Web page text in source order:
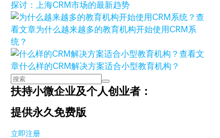
探讨：上海CRM市场的最新趋势
查
看文章为什么越来越多的教育机构开始使用CRM系
统？
查看文
章什么样的CRM解决方案适合小型教育机构？
扶持小微企业及个人创业者：
提供永久免费版
立即注册